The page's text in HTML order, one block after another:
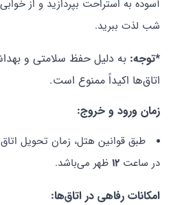
آسوده به استراحت بپردازید و از
شب لذت ببرید.
*توجه: به دلیل حفظ سلامتی و
اتاق‌ها اکیداً ممنوع است.
زمان ورود و خروج:
طبق قوانین هتل، زمان تحویل
در ساعت 12 ظهر می‌باشد.
امکانات رفاهی در اتاق‌ها: